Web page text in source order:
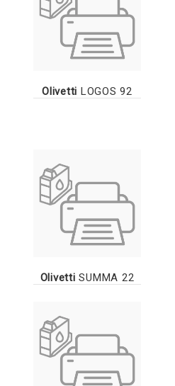
Olivetti LOGOS 92
Olivetti SUMMA 22